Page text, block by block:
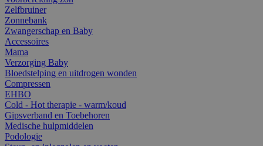
Zelfbruiner
Zonnebank
Zwangerschap en Baby
Accessoires
Mama
Verzorging Baby
Bloedstelping en uitdrogen wonden
Compressen
EHBO
Cold - Hot therapie - warm/koud
Gipsverband en Toebehoren
Medische hulpmiddelen
Podologie